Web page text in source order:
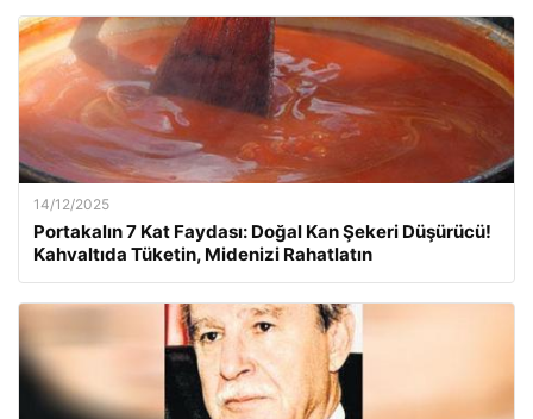
14/12/2025
Portakalın 7 Kat Faydası: Doğal Kan Şekeri Düşürücü!
Kahvaltıda Tüketin, Midenizi Rahatlatın